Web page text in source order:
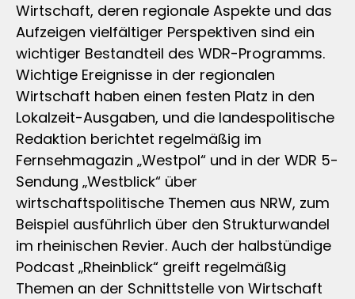
Wirtschaft, deren regionale Aspekte und das
Aufzeigen vielfältiger Perspektiven sind ein
wichtiger Bestandteil des WDR-Programms.
Wichtige Ereignisse in der regionalen
Wirtschaft haben einen festen Platz in den
Lokalzeit-Ausgaben, und die landespolitische
Redaktion berichtet regelmäßig im
Fernsehmagazin „Westpol“ und in der WDR 5-
Sendung „Westblick“ über
wirtschaftspolitische Themen aus NRW, zum
Beispiel ausführlich über den Strukturwandel
im rheinischen Revier. Auch der halbstündige
Podcast „Rheinblick“ greift regelmäßig
Themen an der Schnittstelle von Wirtschaft